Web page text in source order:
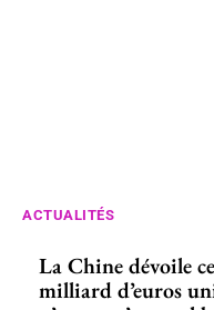
ACTUALITÉS
La Chine dévoile
milliard d’euros